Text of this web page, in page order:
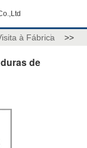
à Fábrica >>
de